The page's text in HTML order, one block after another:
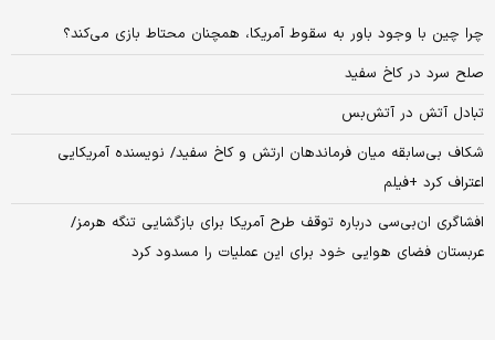
چرا چین با وجود باور به سقوط آمریکا، همچنان محتاط بازی می‌کند؟
صلح سرد در کاخ سفید
تبادل آتش در آتش‌بس
شکاف بی‌سابقه میان فرماندهان ارتش و کاخ سفید/ نویسنده آمریکایی
اعتراف کرد +فیلم
افشاگری ان‌بی‌سی درباره توقف طرح آمریکا برای بازگشایی تنگه هرمز/
عربستان فضای هوایی خود برای این عملیات را مسدود کرد